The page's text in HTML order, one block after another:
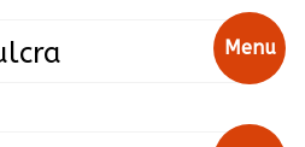
Menu